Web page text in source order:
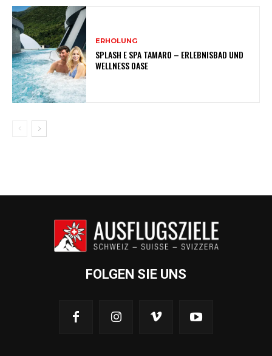
ERHOLUNG
SPLASH E SPA TAMARO – ERLEBNISBAD UND
WELLNESS OASE
FOLGEN SIE UNS